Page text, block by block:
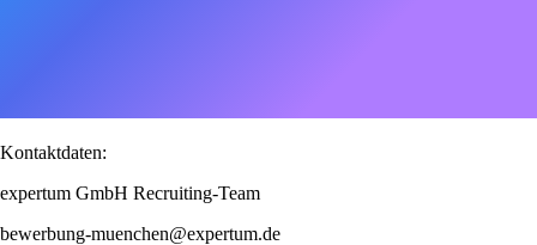
Kontaktdaten:
expertum GmbH Recruiting-Team
bewerbung-muenchen@expertum.de